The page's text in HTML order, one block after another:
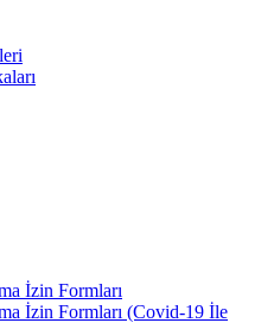
İzin Formları
İzin Formları (Covid-19 İle